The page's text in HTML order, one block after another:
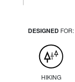
DESIGNED FOR:
HIKING